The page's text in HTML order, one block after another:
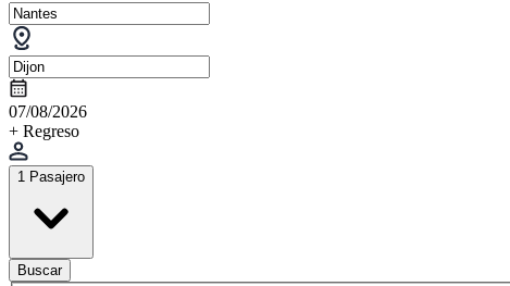
07/08/2026
+ Regreso
1 Pasajero
Buscar